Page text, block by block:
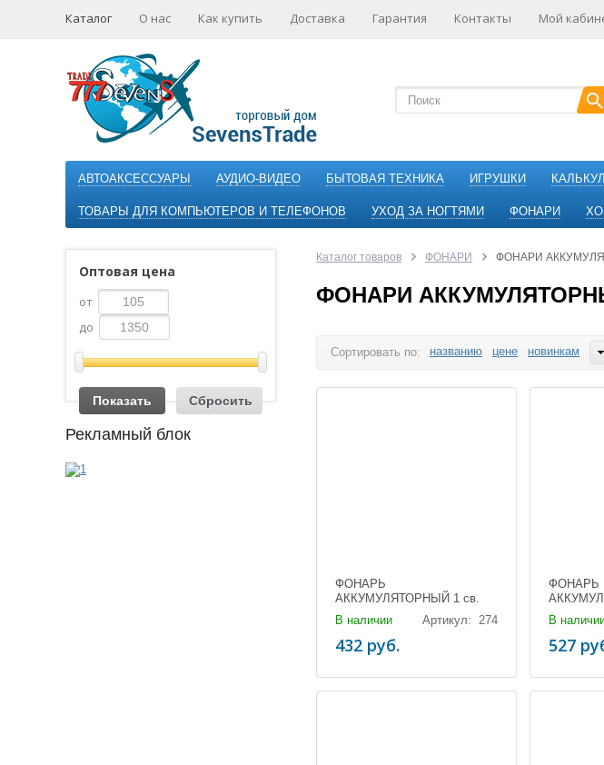
Каталог О нас Как купить Доставка Гарантия Контакты Мой
АВТОАКСЕССУАРЫ АУДИО-ВИДЕО БЫТОВАЯ ТЕХНИКА ИГРУШКИ
ТОВАРЫ ДЛЯ КОМПЬЮТЕРОВ И ТЕЛЕФОНОВ УХОД ЗА НОГТЯМИ ФОНАРИ
Оптовая цена
от
до
Рекламный блок
Каталог товаров ФОНАРИ ФОНАРИ
ФОНАРИ
Сортировать по: названию цене новинкам
ФОНАРЬ
АККУМУЛЯТОРНЫЙ 1 св.
P50 XA-P11 (3хААА,18650)
(1/200)
В наличии Артикул: 274
432 руб.
ФОНАРЬ
3006
(1х18650)
В
527